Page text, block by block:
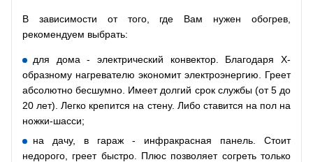
В зависимости от того, где Вам нужен обогрев,
рекомендуем выбрать:
для дома - электрический конвектор. Благодаря Х-
образному нагревателю экономит электроэнергию. Греет
абсолютно бесшумно. Имеет долгий срок службы (от 5 до
20 лет). Легко крепится на стену. Либо ставится на пол на
ножки-шасси;
на дачу, в гараж - инфракрасная панель. Стоит
недорого, греет быстро. Плюс позволяет согреть только